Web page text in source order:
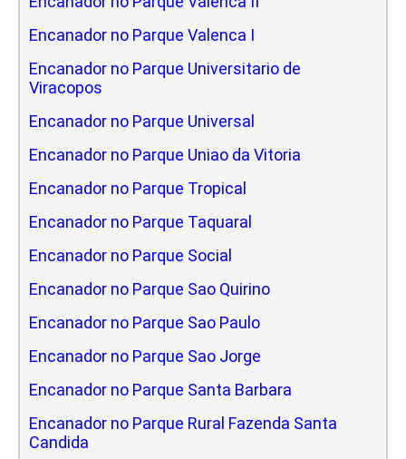
Encanador no Parque Valenca I
Encanador no Parque Universitario de
Viracopos
Encanador no Parque Universal
Encanador no Parque Uniao da Vitoria
Encanador no Parque Tropical
Encanador no Parque Taquaral
Encanador no Parque Social
Encanador no Parque Sao Quirino
Encanador no Parque Sao Paulo
Encanador no Parque Sao Jorge
Encanador no Parque Santa Barbara
Encanador no Parque Rural Fazenda Santa
Candida